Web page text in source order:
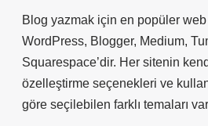
Blog yazmak için en popüler web
WordPress, Blogger, Medium,
Squarespace’dir. Her sitenin
özelleştirme seçenekleri ve
göre seçilebilen farklı temaları